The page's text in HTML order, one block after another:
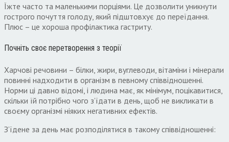
Їжте часто та маленькими порціями. Це дозволити уникнути
гострого почуття голоду, який підштовхує до переїдання.
Плюс – це хороша профілактика гастриту.
Почніть своє перетворення з теорії
Харчові речовини – білки, жири, вуглеводи, вітаміни і мінерали
повинні надходити в організм в певному співвідношенні.
Норми ці давно відомі, і людина має, як мінімум, поцікавитися,
скільки їй потрібно чого з’їдати в день, щоб не викликати в
своєму організмі ніяких негативних ефектів.
З’їдене за день має розподілятися в такому співвідношенні: